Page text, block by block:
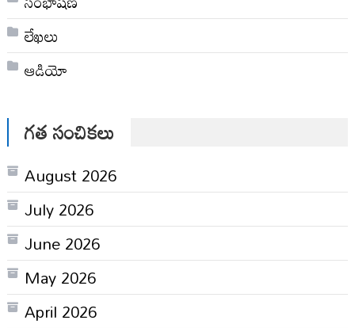
లేఖలు
ఆడియో
గత సంచికలు
August 2026
July 2026
June 2026
May 2026
April 2026